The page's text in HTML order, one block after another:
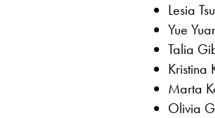
Lesia
Yue
Talia
Kristina
Marta
Olivia